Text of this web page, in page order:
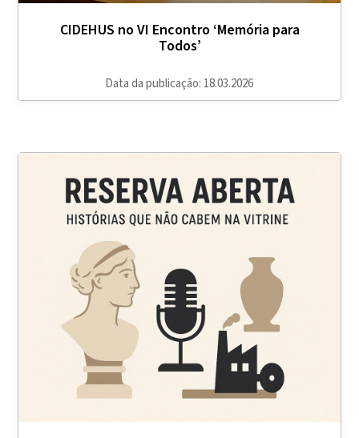
CIDEHUS no VI Encontro ‘Memória para
Todos’
Data da publicação: 18.03.2026